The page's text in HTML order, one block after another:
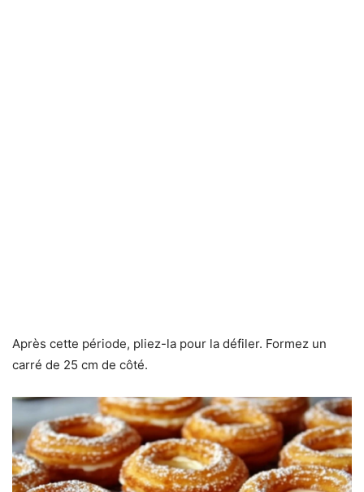
Après cette période, pliez-la pour la défiler. Formez un
carré de 25 cm de côté.